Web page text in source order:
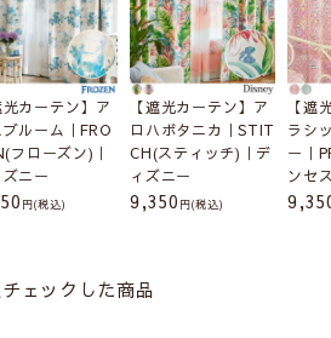
光カーテン】ア
ルーム｜FRO
フローズン)｜
ニー
(税込)
【遮光カーテン】ア
ロハボタニカ｜STIT
CH(スティッチ)｜デ
ィズニー
9,350 (税込)
【遮
ラシ
ー｜
ンセ
ェックした商品